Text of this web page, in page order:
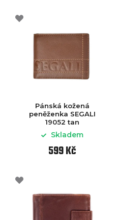
Pánská kožená
peněženka SEGALI
19052 tan
Skladem
599 Kč